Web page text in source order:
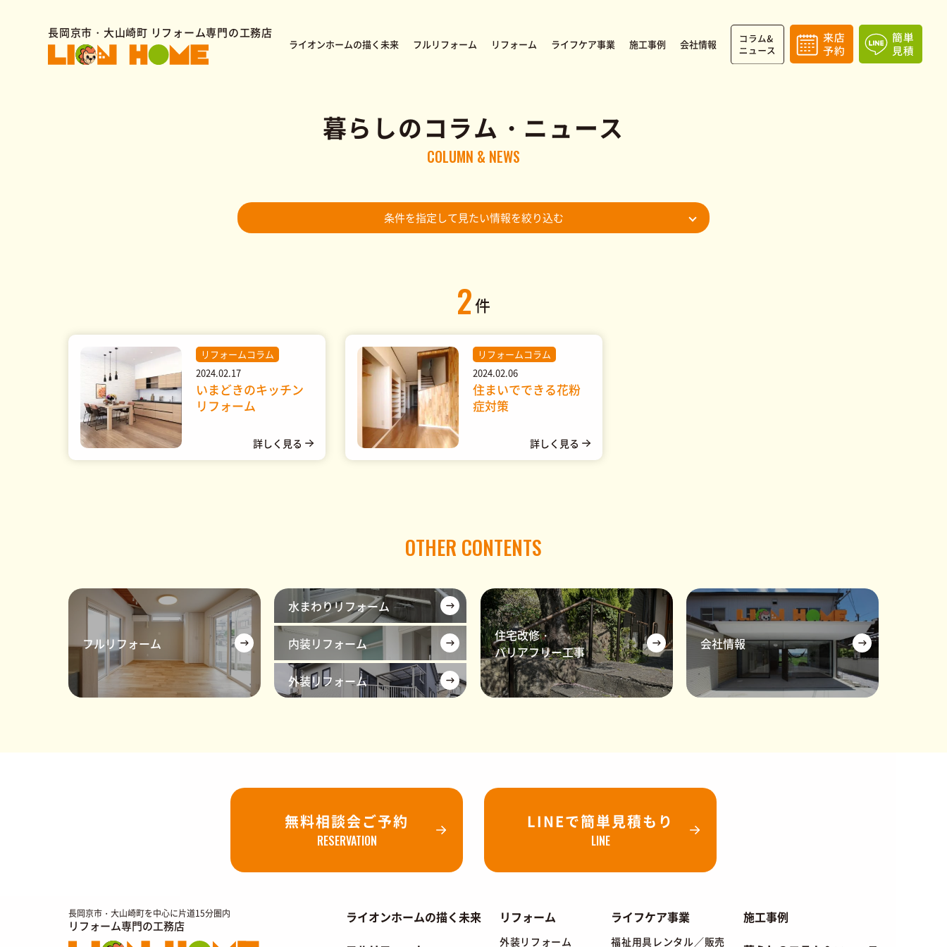
長岡京市・大山崎町 リフォーム専門の工務店
ライオンホームの描く未来 フルリフォーム リフォーム ライフケア事業 施工事例 会社情報
暮らしのコラム・ニュース
COLUMN & NEWS
条件を指定して見たい情報を絞り込む
2件
リフォームコラム
2024.02.17
いまどきのキッチン
リフォーム
リフォームコラム
2024.02.06
住まいでできる花粉
症対策
OTHER CONTENTS
フルリフォーム
水まわりリフォーム
内装リフォーム
外装リフォーム
住宅改修・
バリアフリー工事
会社情報
無料相談会ご予約
RESERVATION
LINEで簡単見積もり
LINE
長岡京市・大山崎町を中心に片道15分圏内
リフォーム専門の工務店
ライオンホームの描く未来
リフォーム
外装リフォーム
ライフケア事業
福祉用具レンタル／販売
施工事例